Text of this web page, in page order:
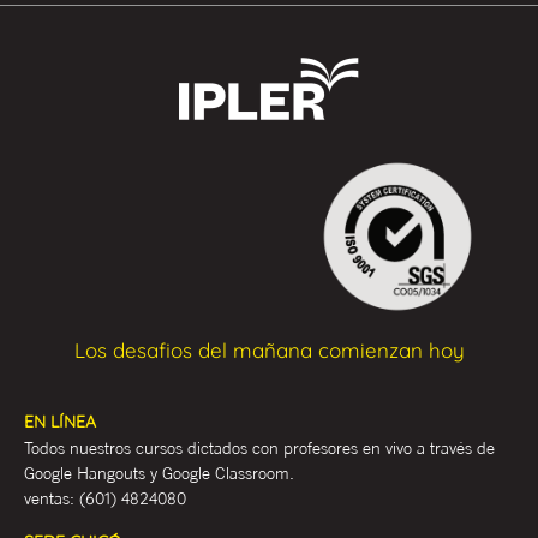
Los desafios del mañana comienzan hoy
EN LÍNEA
Todos nuestros cursos dictados con profesores en vivo a través de
Google Hangouts y Google Classroom.
ventas: (601) 4824080